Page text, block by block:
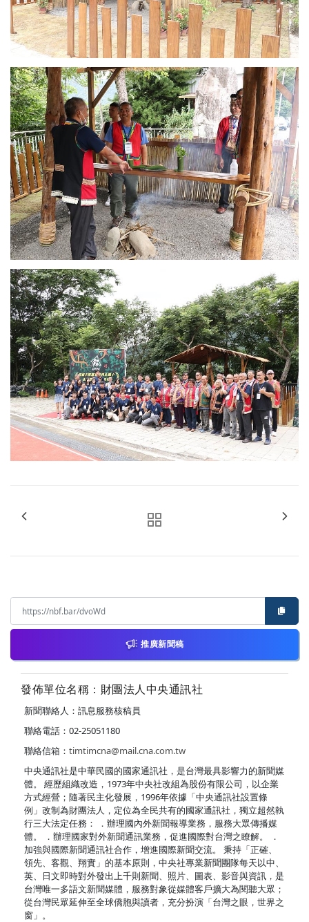
推廣新聞稿
發佈單位名稱：財團法人中央通訊社
新聞聯絡人：訊息服務核稿員
聯絡電話：02-25051180
聯絡信箱： timtimcna@mail.cna.com.tw
中央通訊社是中華民國的國家通訊社，是台灣最具影響力的新聞媒
體。 經歷組織改造，1973年中央社改組為股份有限公司，以企業
方式經營；隨著民主化發展，1996年依據「中央通訊社設置條
例」改制為財團法人，定位為全民共有的國家通訊社，獨立超然執
行三大法定任務： ．辦理國內外新聞報導業務，服務大眾傳播媒
體。 ．辦理國家對外新聞通訊業務，促進國際對台灣之瞭解。 ．
加強與國際新聞通訊社合作，增進國際新聞交流。 秉持「正確、
領先、客觀、翔實」的基本原則，中央社專業新聞團隊每天以中、
英、日文即時對外發出上千則新聞、照片、圖表、影音與資訊，是
台灣唯一多語文新聞媒體，服務對象從媒體客戶擴大為閱聽大眾；
從台灣民眾延伸至全球僑胞與讀者，充分扮演「台灣之眼，世界之
窗」。